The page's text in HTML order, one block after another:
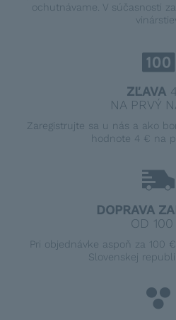
ochutnávame. V súčasnosti
ZĽAVA
NA PRVÝ
Zaregistrujte sa u nás a ako
hodnote 4 € na
DOPRAVA
OD
Pri objednávke aspoň za 100
Slovenskej